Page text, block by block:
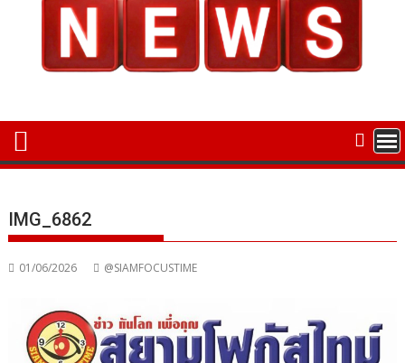
IMG_6862
01/06/2026 @SIAMFOCUSTIME